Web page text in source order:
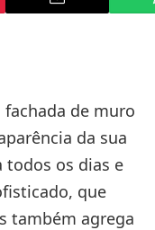
de muro
da sua
todos os dias e
que
também agrega